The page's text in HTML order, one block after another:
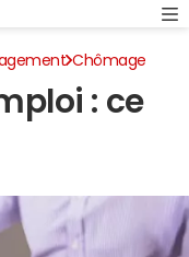
Chômage
: ce